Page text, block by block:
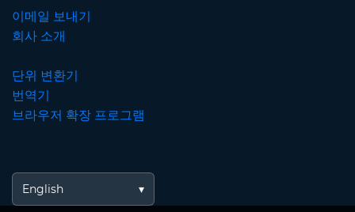
이메일 보내기
회사 소개
단위 변환기
번역기
브라우저 확장 프로그램
English